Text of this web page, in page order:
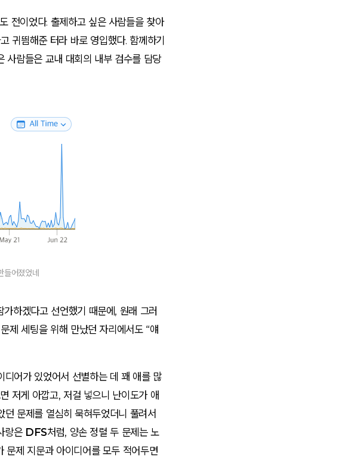
전이었다. 출제하고 싶은 사람들을 찾아
귀띔해준 터라 바로 영입했다. 함께하기
사람들은 교내 대회의 내부 검수를 담당
들어졌었네
가하겠다고 선언했기 때문에, 원래 그러
제 세팅을 위해 만났던 자리에서도 “얘
어가 있었어서 선별하는 데 꽤 애를 많
저게 아깝고, 저걸 넣으니 난이도가 애
문제를 열심히 묵혀두었더니 풀려서
랑은 DFS처럼, 양손 정렬 두 문제는 노
문제 지문과 아이디어를 모두 적어두면